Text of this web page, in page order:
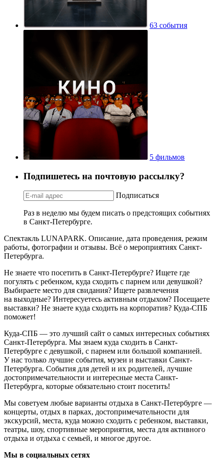
63 события
5 фильмов
Подпишетесь на почтовую рассылку?
Подписаться
Раз в неделю мы будем писать о предстоящих событиях
в Санкт-Петербурге.
Спектакль LUNAPARK. Описание, дата проведения, режим
работы, фотографии и отзывы. Всё о мероприятиях Санкт-
Петербурга.
Не знаете что посетить в Санкт-Петербурге? Ищете где
погулять с ребенком, куда сходить с парнем или девушкой?
Выбираете место для свидания? Ищете развлечения
на выходные? Интересуетесь активным отдыхом? Посещаете
выставки? Не знаете куда сходить на корпоратив? Куда-СПБ
поможет!
Куда-СПБ — это лучший сайт о самых интересных событиях
Санкт-Петербурга. Мы знаем куда сходить в Санкт-
Петербурге с девушкой, с парнем или большой компанией.
У нас только лучшие события, музеи и выставки Санкт-
Петербурга. События для детей и их родителей, лучшие
достопримечательности и интересные места Санкт-
Петербурга, которые обязательно стоит посетить!
Мы советуем любые варианты отдыха в Санкт-Петербурге —
концерты, отдых в парках, достопримечательности для
экскурсий, места, куда можно сходить с ребенком, выставки,
театры, шоу, спортивные мероприятия, места для активного
отдыха и отдыха с семьей, и многое другое.
Мы в социальных сетях